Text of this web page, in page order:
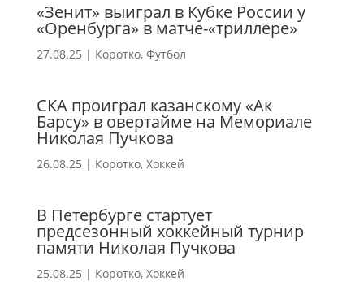
«Зенит» выиграл в Кубке России у
«Оренбурга» в матче-«триллере»
27.08.25 | Коротко, Футбол
СКА проиграл казанскому «Ак
Барсу» в овертайме на Мемориале
Николая Пучкова
26.08.25 | Коротко, Хоккей
В Петербурге стартует
предсезонный хоккейный турнир
памяти Николая Пучкова
25.08.25 | Коротко, Хоккей